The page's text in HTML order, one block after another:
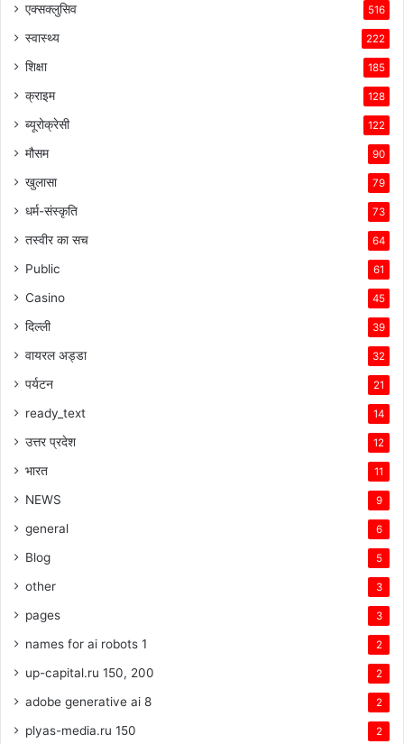
एक्सक्लुसिव 516
स्वास्थ्य 222
शिक्षा 185
क्राइम 128
ब्यूरोक्रेसी 122
मौसम 90
खुलासा 79
धर्म-संस्कृति 73
तस्वीर का सच 64
Public 61
Casino 45
दिल्ली 39
वायरल अड्डा 32
पर्यटन 21
ready_text 14
उत्तर प्रदेश 12
भारत 11
NEWS 9
general 6
Blog 5
other 3
pages 3
names for ai robots 1 2
up-capital.ru 150, 200 2
adobe generative ai 8 2
plyas-media.ru 150 2